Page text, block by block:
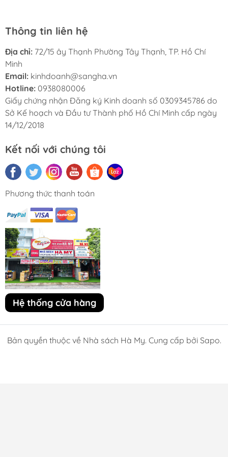
Thông tin liên hệ
Địa chỉ: 72/15 ây Thạnh Phường Tây Thạnh, TP. Hồ Chí
Minh
Email: kinhdoanh@sangha.vn
Hotline: 0938080006
Giấy chứng nhận Đăng ký Kinh doanh số 0309345786 do
Sở Kế hoạch và Đầu tư Thành phố Hồ Chí Minh cấp ngày
14/12/2018
Kết nối với chúng tôi
Phương thức thanh toán
Hệ thống cửa hàng
Bản quyền thuộc về Nhà sách Hà My. Cung cấp bởi Sapo.